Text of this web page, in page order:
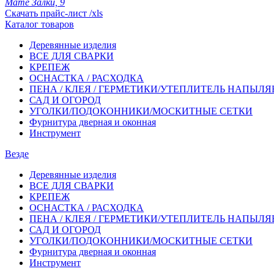
Скачать прайс-лист /xls
Каталог товаров
Деревянные изделия
ВСЕ ДЛЯ СВАРКИ
КРЕПЕЖ
ОСНАСТКА / РАСХОДКА
ПЕНА / КЛЕЯ / ГЕРМЕТИКИ/УТЕПЛИТЕЛЬ
САД И ОГОРОД
УГОЛКИ/ПОДОКОННИКИ/МОСКИТНЫЕ СЕТКИ
Фурнитура дверная и оконная
Инструмент
Везде
Деревянные изделия
ВСЕ ДЛЯ СВАРКИ
КРЕПЕЖ
ОСНАСТКА / РАСХОДКА
ПЕНА / КЛЕЯ / ГЕРМЕТИКИ/УТЕПЛИТЕЛЬ
САД И ОГОРОД
УГОЛКИ/ПОДОКОННИКИ/МОСКИТНЫЕ СЕТКИ
Фурнитура дверная и оконная
Инструмент